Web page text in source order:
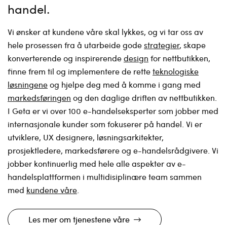
handel
Vi ønsker at kundene våre skal lykkes, og vi tar oss av
hele prosessen fra å utarbeide godestrategier, skape
konverterende og inspirerendedesign for nettbutikken,
finne frem til og implementere de retteteknologiske
løsningeneog hjelpe deg med å komme i gang med
markedsføringen og den daglige driften av nettbutikken.
I Geta er vi over 100 e-handelseksperter som jobber med
internasjonale kunder som fokuserer på handel. Vi er
utviklere, UX designere, løsningsarkitekter,
prosjektledere, markedsførere og e-handelsrådgivere. Vi
jobber kontinuerlig med hele alle aspekter av e-
handelsplattformen i multidisiplinære team sammen
med kundene våre
Les mer om tjenestene våre